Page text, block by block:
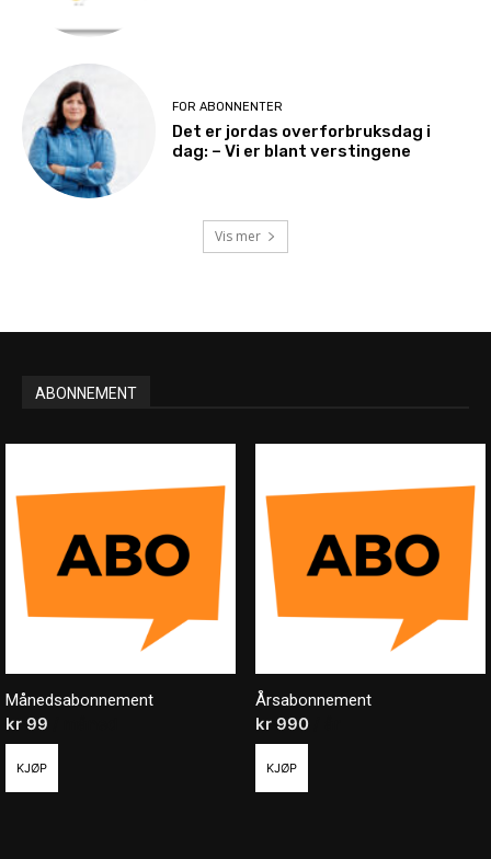
FOR ABONNENTER
Det er jordas overforbruksdag i
dag: – Vi er blant verstingene
Vis mer
ABONNEMENT
Månedsabonnement
kr 99
KJØP
Årsabonnement
kr990
KJØP